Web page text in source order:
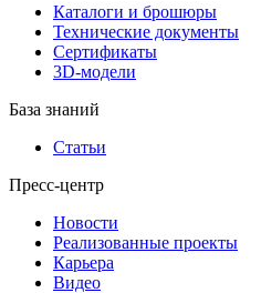
Каталоги и брошюры
Технические документы
Сертификаты
3D-модели
База знаний
Статьи
Пресс-центр
Новости
Реализованные проекты
Карьера
Видео